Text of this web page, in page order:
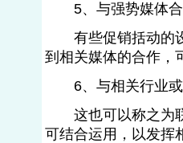
5、与强势媒体合
有些促销括动的设
到相关媒体的合作，
6、与相关行业或
这也可以称之为联
可结合运用，以发挥